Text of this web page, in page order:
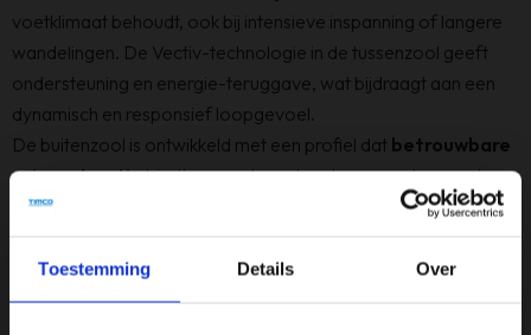
Toestemming Details Over
voetklimaat behoudt, ook bij intensieve inspanning of langere
wandelingen. De Vectiv-technologie in de tussenzool geeft
ondersteuning en energie-teruggave, wat bijdraagt aan een
dynamisch en responsief loopgevoel.
De buitenzool is ontwikkeld met een profiel dat betrouwbare
grip en tractiebiedt op een breed scala aan ondergronden,
van modderige trails tot steile rotsachtige stukken, zodat je vol
stabiliteit maakt deze schoen ideaal voor actieve outdoor-
avonturen waarbij je zowel snelheid als comfort zoekt.